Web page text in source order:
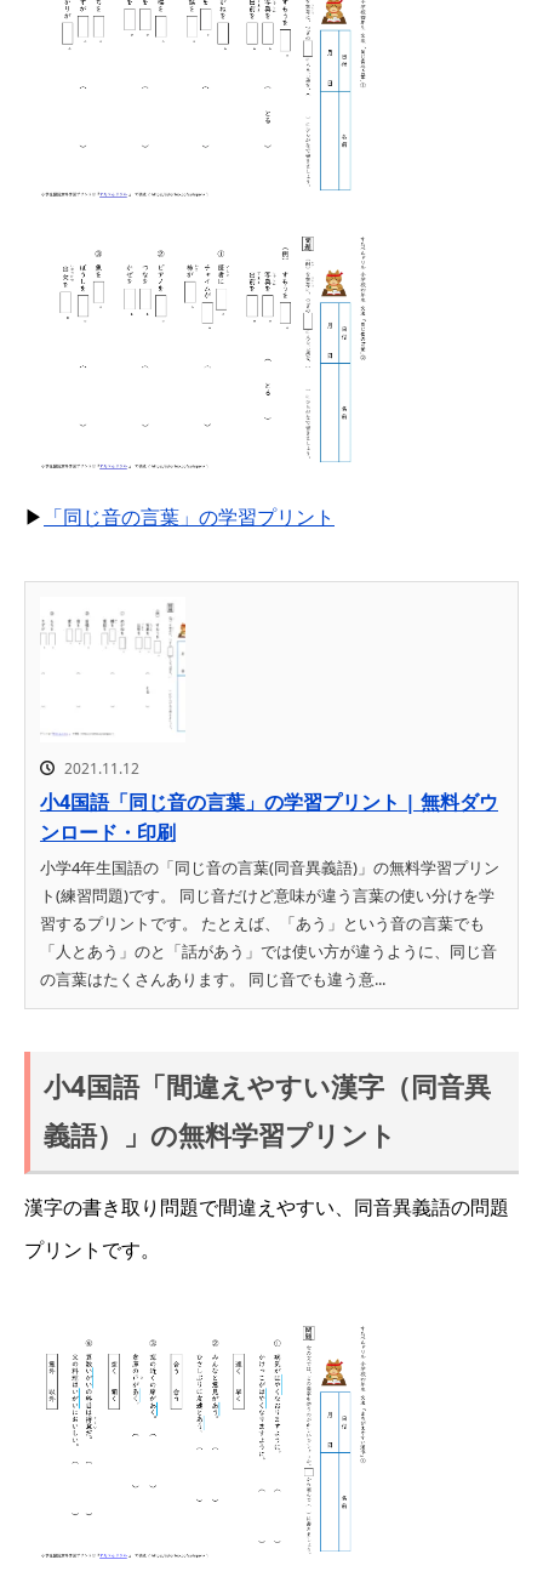
▶ 「同じ音の言葉」の学習プリント
2021.11.12
小4国語「同じ音の言葉」の学習プリント | 無料ダウ
ンロード・印刷
小学4年生国語の「同じ音の言葉(同音異義語)」の無料学習プリン
ト(練習問題)です。 同じ音だけど意味が違う言葉の使い分けを学
習するプリントです。 たとえば、「あう」という音の言葉でも
「人とあう」のと「話があう」では使い方が違うように、同じ音
の言葉はたくさんあります。 同じ音でも違う意...
小4国語「間違えやすい漢字（同音異
義語）」の無料学習プリント
漢字の書き取り問題で間違えやすい、同音異義語の問題
プリントです。